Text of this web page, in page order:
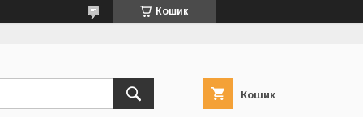
Кошик
Кошик